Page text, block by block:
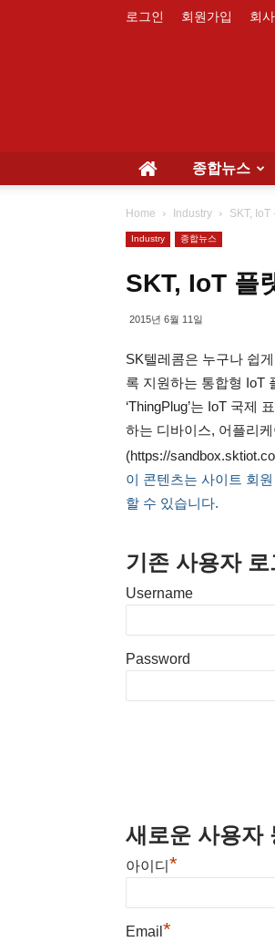
로그인 회원가입 회
종합뉴스
Home Industry SKT, IoT
Industry 종합뉴스
SKT, IoT 플
2015년 6월 11일
SK텔레콤은 누구나 쉽
록 지원하는 통합형 IoT
‘ThingPlug’는 IoT 국제
하는 디바이스, 어플리
(https://
이 콘텐츠는 사이트 회
할 수 있습니다.
기존 사용자 로
Username
Password
새로운 사용자
아이디 *
Email *